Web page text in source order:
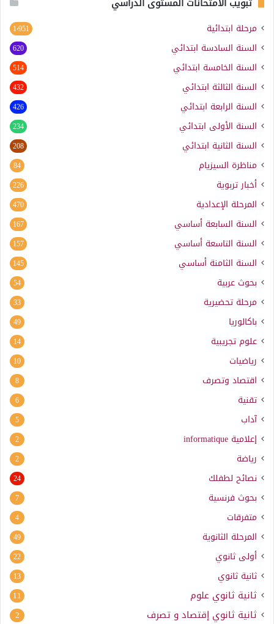
مرحلة ابتدائية 1٬951
السنة السادسة ابتدائي 620
السنة الخامسة ابتدائي 514
السنة الثالثة ابتدائي 432
السنة الرابعة ابتدائي 426
السنة الأولى ابتدائي 234
السنة الثانية ابتدائي 208
مناظرة السيزيام 84
أخبار تربوية 226
المرحلة الإعدادية 470
السنة السابعة أساسي 167
السنة التاسعة أساسي 157
السنة الثامنة أساسي 145
بحوث عربية 54
مرحلة تحضيرية 33
باكالوريا 49
علوم تجريبية 14
رياضيات 10
اقتصاد وتصرف 8
تقنية 6
آداب 5
إعلامية informatique
2
رياضة 2
نصائح لطفلك 24
بحوث فرنسية 7
متفرقات 4
المرحلة الثانوية 49
أولى ثانوي 22
ثانية ثانوي 13
ثانية ثانوي علوم 11
ثانية ثانوي إقتصاد و تصرف 2